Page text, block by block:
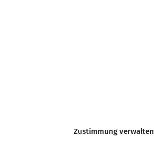
Zustimmung verwalten